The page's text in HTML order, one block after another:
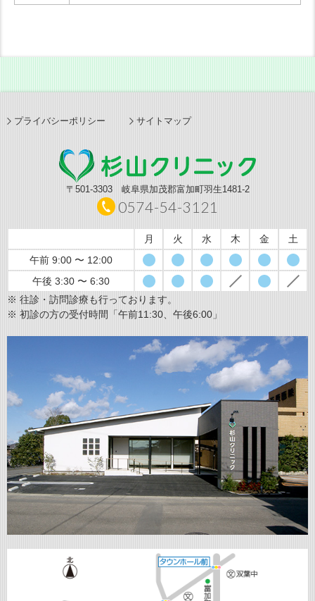
プライバシーポリシー サイトマップ
〒501-3303 岐阜県加茂郡富加町羽生1481-2
0574-54-3121
月 火 水 木 金
土
午前 9:00 〜 12:00
午後 3:30 〜 6:30
※ 往診・訪問診療も行っております。
※ 初診の方の受付時間「午前11:30、午後6:00」